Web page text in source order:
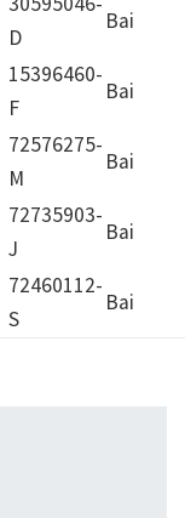
D
Bai
15396460-
F
Bai
72576275-
M
Bai
72735903-
J
Bai
72460112-
S
Bai